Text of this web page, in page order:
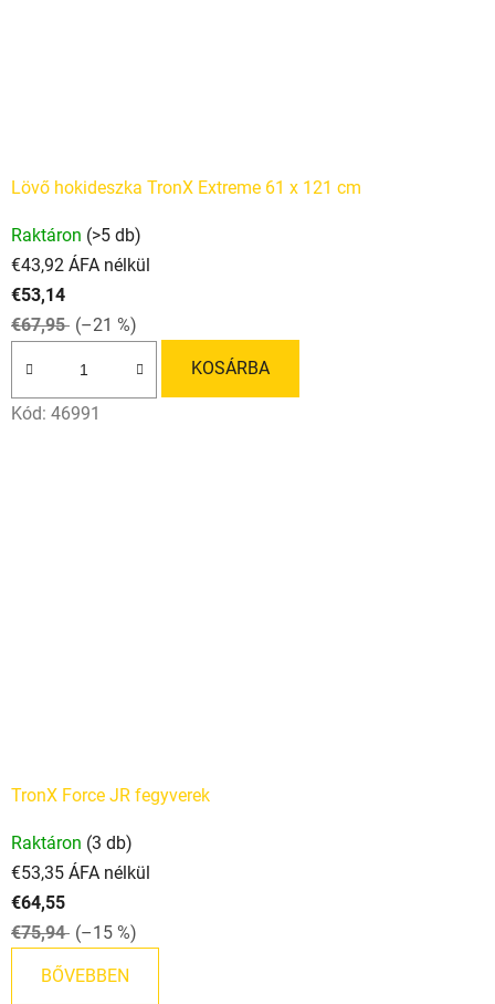
Lövő hokideszka TronX Extreme 61 x 121 cm
termék
átlagos
értékelése
5-
ből
5,0
csillag.
Raktáron (>5 db)
€43,92 ÁFA nélkül
€53,14
€67,95 (–21 %)
KOSÁRBA
Kód: 46991
TronX Force JR fegyverek
Raktáron (3 db)
€53,35 ÁFA nélkül
€64,55
€75,94 (–15 %)
BŐVEBBEN